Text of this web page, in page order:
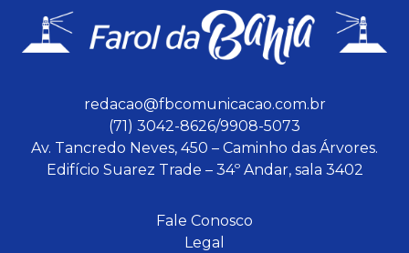
redacao@fbcomunicacao.com.br
(71) 3042-8626/9908-5073
Av. Tancredo Neves, 450 – Caminho das Árvores.
Edifício Suarez Trade – 34º Andar, sala 3402
Fale Conosco
Legal